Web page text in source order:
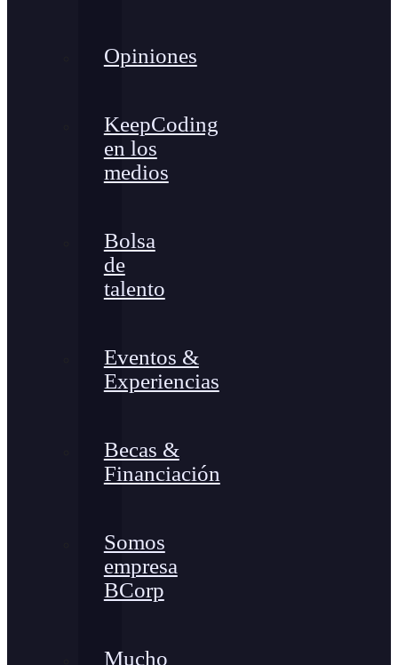
Opiniones
KeepCoding
en los
medios
Bolsa
de
talento
Eventos &
Experiencias
Becas &
Financiación
Somos
empresa
BCorp
Mucho